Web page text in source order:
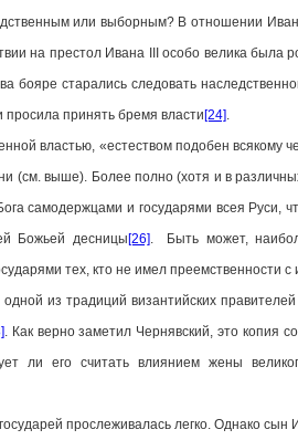
или выборным? В отношении
на престол Ивана III особо велика
бояре старались следовать
просила принять бремя власти[24].
властью, «естеством подобен всякому
(см. выше). Более полно (хотя и в
самодержцами и государями всея Руси,
Божьей десницы[26]. Быть может,
тех, кто не имел преемственности
из традиций византийских
. Как верно заметил Чернявский, это копия
ли его считать влиянием жены
прослеживалась легко. Однако сын